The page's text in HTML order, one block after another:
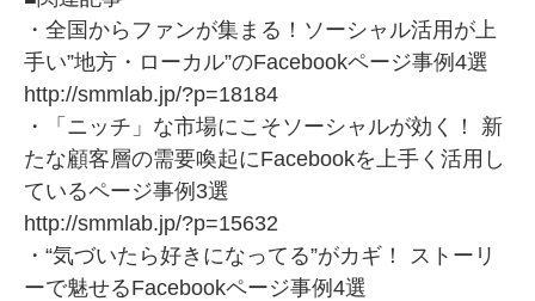
・全国からファンが集まる！ソーシャル活用が上
手い”地方・ローカル”のFacebookページ事例4選
http://smmlab.jp/?p=18184
・「ニッチ」な市場にこそソーシャルが効く！ 新
たな顧客層の需要喚起にFacebookを上手く活用し
ているページ事例3選
http://smmlab.jp/?p=15632
・“気づいたら好きになってる”がカギ！ ストーリ
ーで魅せるFacebookページ事例4選